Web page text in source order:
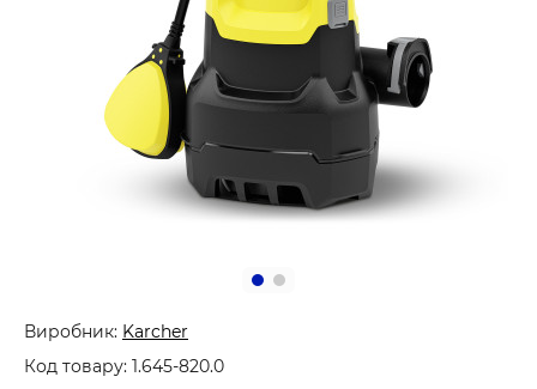
Виробник: Karcher
Код товару: 1.645-820.0